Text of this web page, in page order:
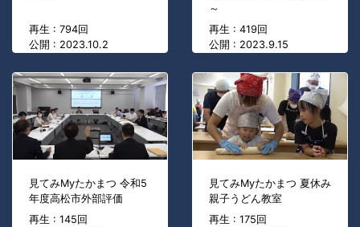
再生 : 794回
公開 : 2023.10.2
～
再生 : 419回
公開 : 2023.9.15
見てみMyたかまつ 令和5
年度高松市外部評価
再生 : 145回
見てみMyたかまつ 夏休み
親子うどん教室
再生 : 175回